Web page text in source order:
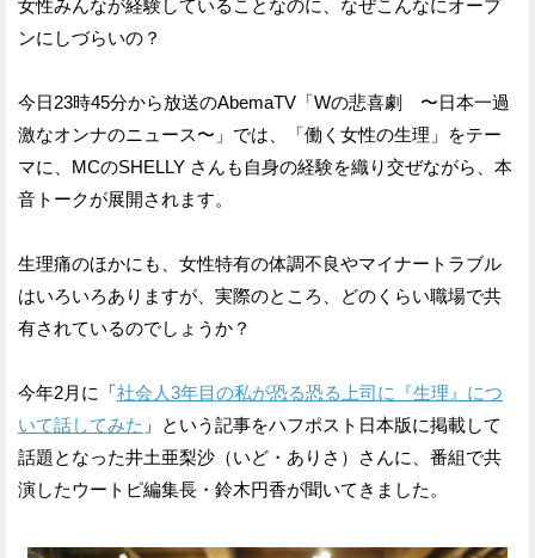
女性みんなが経験していることなのに、なぜこんなにオープ
ンにしづらいの？
今日23時45分から放送のAbemaTV「Wの悲喜劇 〜日本一過
激なオンナのニュース〜」では、「働く女性の生理」をテー
マに、MCのSHELLY さんも自身の経験を織り交ぜながら、本
音トークが展開されます。
生理痛のほかにも、女性特有の体調不良やマイナートラブル
はいろいろありますが、実際のところ、どのくらい職場で共
有されているのでしょうか？
今年2月に「社会人3年目の私が恐る恐る上司に『生理』につ
いて話してみた 」という記事をハフポスト日本版に掲載して
話題となった井土亜梨沙（いど・ありさ）さんに、番組で共
演したウートピ編集長・鈴木円香が聞いてきました。